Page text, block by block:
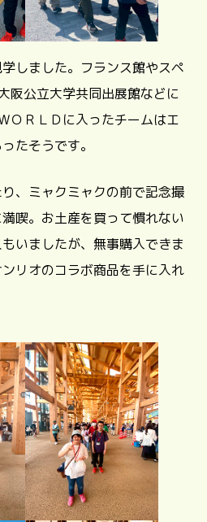
しました。フランス館やスペ
阪公立大学共同出展館などに
ＯＲＬＤに入ったチームはエ
たそうです。
、ミャクミャクの前で記念撮
喫。お土産を買って慣れない
いましたが、無事購入できま
リオのコラボ商品を手に入れ